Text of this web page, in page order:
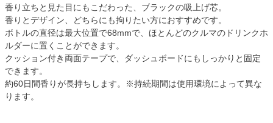
香り立ちと見た目にもこだわった、ブラックの吸上げ芯。
香りとデザイン、どちらにも拘りたい方におすすめです。
ボトルの直径は最大位置で68mmで、ほとんどのクルマのドリンクホ
ルダーに置くことができます。
クッション付き両面テープで、ダッシュボードにもしっかりと固定
できます。
約60日間香りが長持ちします。※持続期間は使用環境によって異な
ります。